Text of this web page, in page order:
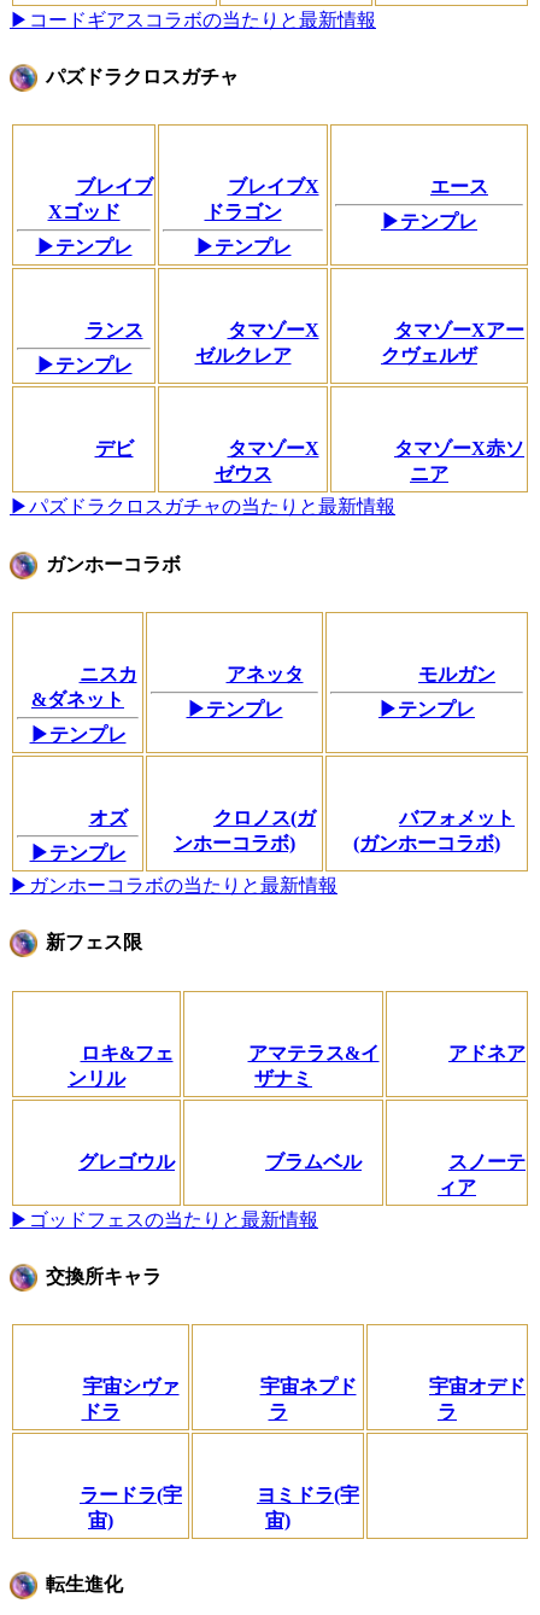
▶コードギアスコラボの当たりと最新情報
パズドラクロスガチャ
ブレイブ
Xゴッド
▶テンプレ
ブレイブX
ドラゴン
▶テンプレ
エース
▶テンプレ
ランス
▶テンプレ
タマゾーX
ゼルクレア
タマゾーXアー
クヴェルザ
デビ
タマゾーX
ゼウス
タマゾーX赤ソ
ニア
▶パズドラクロスガチャの当たりと最新情報
ガンホーコラボ
ニスカ
&ダネット
▶テンプレ
アネッタ
▶テンプレ
モルガン
▶テンプレ
オズ
▶テンプレ
クロノス(ガ
ンホーコラボ)
バフォメット
(ガンホーコラボ)
▶ガンホーコラボの当たりと最新情報
新フェス限
ロキ&フェ
ンリル
アマテラス&イ
ザナミ
アドネア
グレゴウル ブラムベル
スノーテ
ィア
▶ゴッドフェスの当たりと最新情報
交換所キャラ
宇宙シヴァ
ドラ
宇宙ネプド
ラ
宇宙オデド
ラ
ラードラ(宇
宙)
ヨミドラ(宇
宙)
転生進化